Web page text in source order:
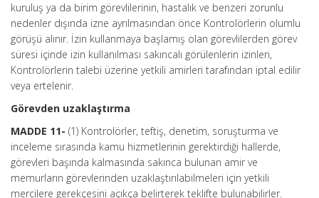
kuruluş ya da birim görevlilerinin, hastalık ve benzeri zorunlu
nedenler dışında izne ayrılmasından önce Kontrolörlerin olumlu
görüşü alınır. İzin kullanmaya başlamış olan görevlilerden görev
süresi içinde izin kullanılması sakıncalı görülenlerin izinleri,
Kontrolörlerin talebi üzerine yetkili amirleri tarafından iptal edilir
veya ertelenir.
Görevden uzaklaştırma
MADDE 11- (1) Kontrolörler, teftiş, denetim, soruşturma ve
inceleme sırasında kamu hizmetlerinin gerektirdiği hallerde,
görevleri başında kalmasında sakınca bulunan amir ve
memurların görevlerinden uzaklaştırılabilmeleri için yetkili
mercilere gerekçesini açıkça belirterek teklifte bulunabilirler.